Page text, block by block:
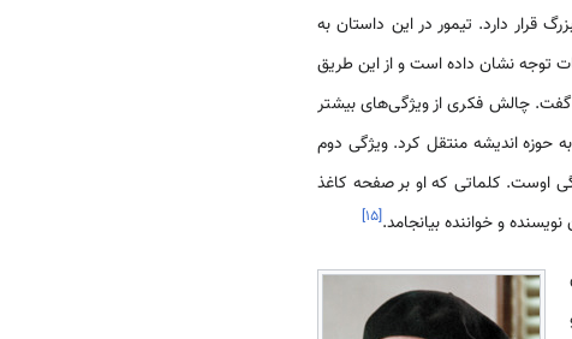
دارد. تیمور در این داستان به
توجه نشان داده است و از این طریق
چالش فکری از ویژگی‌های بیشتر
حوزه اندیشه منتقل کرد. ویژگی دوم
اوست. کلماتی که او بر صفحه کاغذ
و خواننده بیانجامد.[۱۵]